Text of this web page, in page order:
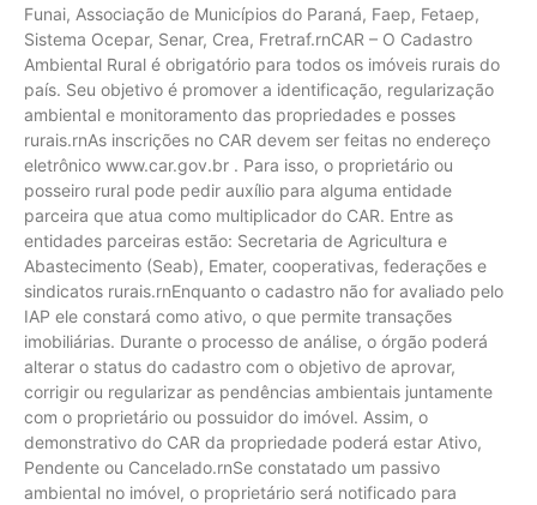
Funai, Associação de Municípios do Paraná, Faep, Fetaep,
Sistema Ocepar, Senar, Crea, Fretraf.rnCAR – O Cadastro
Ambiental Rural é obrigatório para todos os imóveis rurais do
país. Seu objetivo é promover a identificação, regularização
ambiental e monitoramento das propriedades e posses
rurais.rnAs inscrições no CAR devem ser feitas no endereço
eletrônico www.car.gov.br . Para isso, o proprietário ou
posseiro rural pode pedir auxílio para alguma entidade
parceira que atua como multiplicador do CAR. Entre as
entidades parceiras estão: Secretaria de Agricultura e
Abastecimento (Seab), Emater, cooperativas, federações e
sindicatos rurais.rnEnquanto o cadastro não for avaliado pelo
IAP ele constará como ativo, o que permite transações
imobiliárias. Durante o processo de análise, o órgão poderá
alterar o status do cadastro com o objetivo de aprovar,
corrigir ou regularizar as pendências ambientais juntamente
com o proprietário ou possuidor do imóvel. Assim, o
demonstrativo do CAR da propriedade poderá estar Ativo,
Pendente ou Cancelado.rnSe constatado um passivo
ambiental no imóvel, o proprietário será notificado para